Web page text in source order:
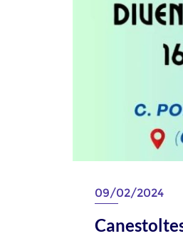
09/02/2024